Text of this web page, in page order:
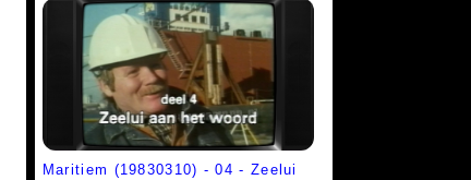
Maritiem (19830310) - 04 - Zeelui